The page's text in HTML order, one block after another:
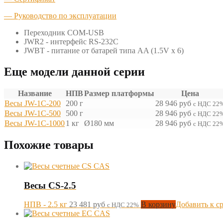
— Руководство по эксплуатации
Переходник COM-USB
JWR2 - интерфейс RS-232C
JWBT - питание от батарей типа AA (1.5V x 6)
Еще модели данной серии
Название НПВРазмер платформы
Цена
Весы JW-1C-200
200 г 28 946 руб с НДС
Весы JW-1C-500 500 г 28 946 руб с НДС
Весы JW-1C-10001 кг Ø180 мм 28 946 руб с НДС
Похожие товары
Весы CS-2.5
НПВ - 2.5 кг 23 481 руб с НДС 22% В корзинуДобавить к